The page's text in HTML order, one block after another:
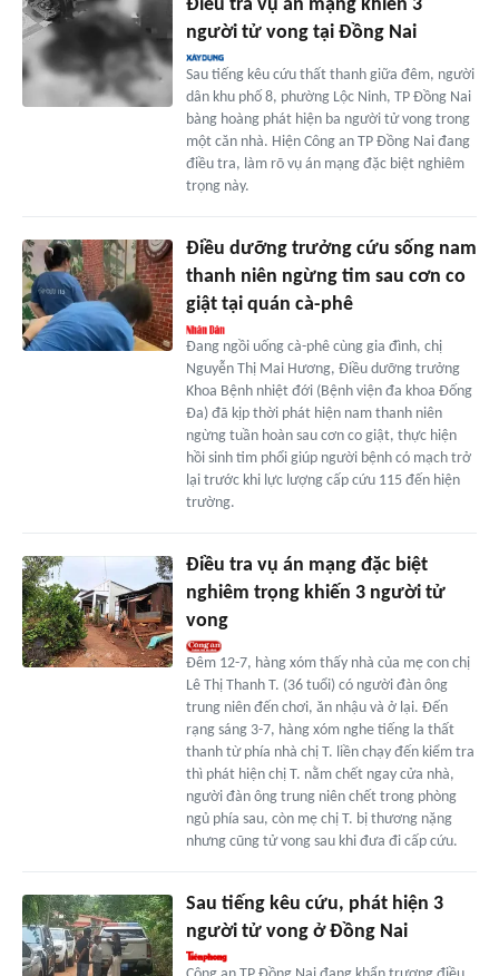
Điều tra vụ án mạng khiến 3
người tử vong tại Đồng Nai
Sau tiếng kêu cứu thất thanh giữa đêm, người
dân khu phố 8, phường Lộc Ninh, TP Đồng Nai
bàng hoàng phát hiện ba người tử vong trong
một căn nhà. Hiện Công an TP Đồng Nai đang
điều tra, làm rõ vụ án mạng đặc biệt nghiêm
trọng này.
Điều dưỡng trưởng cứu sống nam
thanh niên ngừng tim sau cơn co
giật tại quán cà-phê
Đang ngồi uống cà-phê cùng gia đình, chị
Nguyễn Thị Mai Hương, Điều dưỡng trưởng
Khoa Bệnh nhiệt đới (Bệnh viện đa khoa Đống
Đa) đã kịp thời phát hiện nam thanh niên
ngừng tuần hoàn sau cơn co giật, thực hiện
hồi sinh tim phổi giúp người bệnh có mạch trở
lại trước khi lực lượng cấp cứu 115 đến hiện
trường.
Điều tra vụ án mạng đặc biệt
nghiêm trọng khiến 3 người tử
vong
Đêm 12-7, hàng xóm thấy nhà của mẹ con chị
Lê Thị Thanh T. (36 tuổi) có người đàn ông
trung niên đến chơi, ăn nhậu và ở lại. Đến
rạng sáng 3-7, hàng xóm nghe tiếng la thất
thanh từ phía nhà chị T. liền chạy đến kiểm tra
thì phát hiện chị T. nằm chết ngay cửa nhà,
người đàn ông trung niên chết trong phòng
ngủ phía sau, còn mẹ chị T. bị thương nặng
nhưng cũng tử vong sau khi đưa đi cấp cứu.
Sau tiếng kêu cứu, phát hiện 3
người tử vong ở Đồng Nai